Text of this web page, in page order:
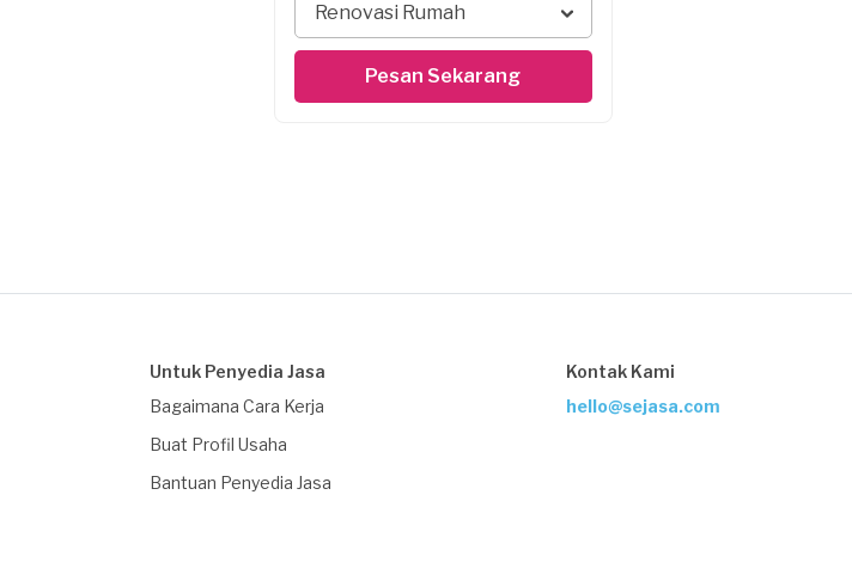
Renovasi Rumah
Pesan Sekarang
Untuk Penyedia Jasa
Bagaimana Cara Kerja
Buat Profil Usaha
Bantuan Penyedia Jasa
Kontak Kami
hello@sejasa.com